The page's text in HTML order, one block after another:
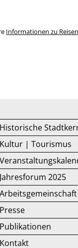
Informationen zu
Historische
Kultur | Tourismus
Jahresforum 2025
Arbeitsgemeinschaft
Presse
Publikationen
Kontakt